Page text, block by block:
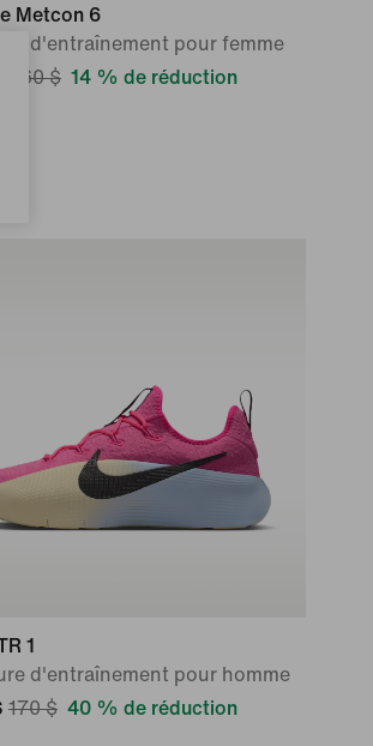
Metcon 6
d'entraînement pour femme
160 $ 14 % de réduction
1
d'entraînement pour homme
170 $ 40 % de réduction